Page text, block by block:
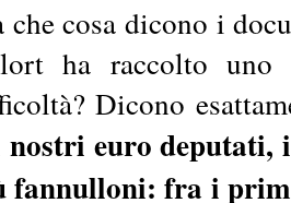
che cosa dicono i
ha raccolto
Dicono
nostri euro deputati,
fannulloni: fra i